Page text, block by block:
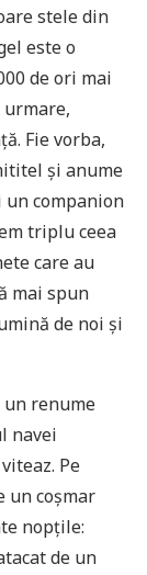
stele din
este o
de ori mai
Fie vorba,
și anume
un companion
triplu ceea
care au
mai spun
de noi și
un renume
navei
Pe
un coșmar
nopțile:
de un